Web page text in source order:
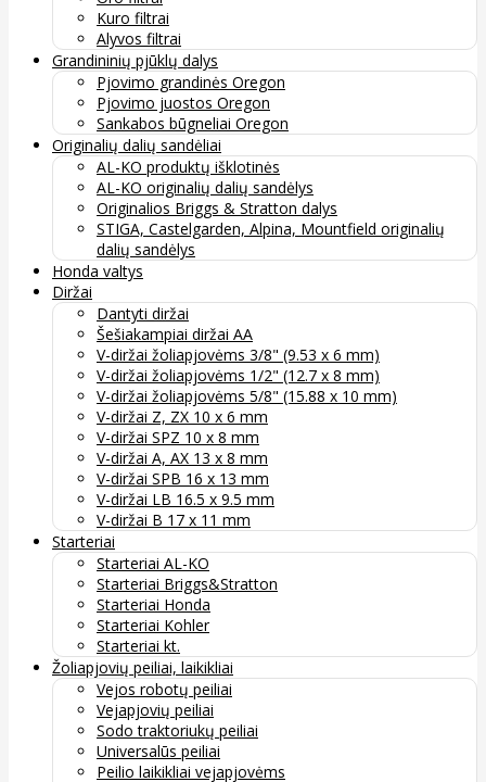
Kuro filtrai
Alyvos filtrai
Grandininių pjūklų dalys
Pjovimo grandinės Oregon
Pjovimo juostos Oregon
Sankabos būgneliai Oregon
Originalių dalių sandėliai
AL-KO produktų išklotinės
AL-KO originalių dalių sandėlys
Originalios Briggs & Stratton dalys
STIGA, Castelgarden, Alpina, Mountfield originalių
dalių sandėlys
Honda valtys
Diržai
Dantyti diržai
Šešiakampiai diržai AA
V-diržai žoliapjovėms 3/8" (9.53 x 6 mm)
V-diržai žoliapjovėms 1/2" (12.7 x 8 mm)
V-diržai žoliapjovėms 5/8" (15.88 x 10 mm)
V-diržai Z, ZX 10 x 6 mm
V-diržai SPZ 10 x 8 mm
V-diržai A, AX 13 x 8 mm
V-diržai SPB 16 x 13 mm
V-diržai LB 16.5 x 9.5 mm
V-diržai B 17 x 11 mm
Starteriai
Starteriai AL-KO
Starteriai Briggs&Stratton
Starteriai Honda
Starteriai Kohler
Starteriai kt.
Žoliapjovių peiliai, laikikliai
Vejos robotų peiliai
Vejapjovių peiliai
Sodo traktoriukų peiliai
Universalūs peiliai
Peilio laikikliai vejapjovėms